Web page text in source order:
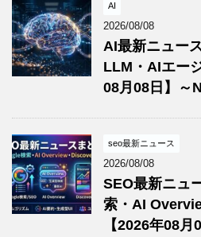
AI
2026/08/08
AI最新ニュー
LLM・AIエー
08月08日】～
seo最新ニュース
2026/08/08
SEO最新ニュ
索・AI
【2026年08